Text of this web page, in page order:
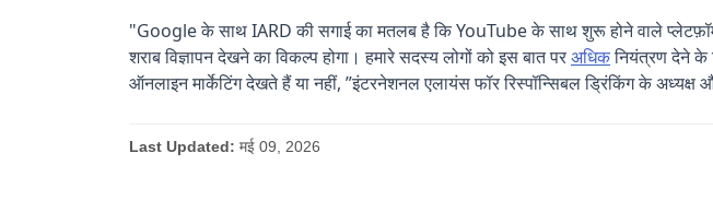
"Google के साथ IARD की सगाई का मतलब है कि YouTube के साथ शुरू होने वाले
शराब विज्ञापन देखने का विकल्प होगा। हमारे सदस्य लोगों को इस बात परअधिकनियंत्रण देने के
ऑनलाइन मार्केटिंग देखते हैं या नहीं, ”इंटरनेशनल एलायंस फॉर रिस्पॉन्सिबल ड्रिंकिंग के अध्यक्ष
Last Updated: मई 09, 2026